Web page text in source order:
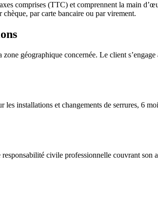
comprises (TTC) et comprennent la main
chèque, par carte bancaire ou par virement.
géographique concernée. Le client
les installations et changements de serrures, 6
responsabilité civile professionnelle couvrant